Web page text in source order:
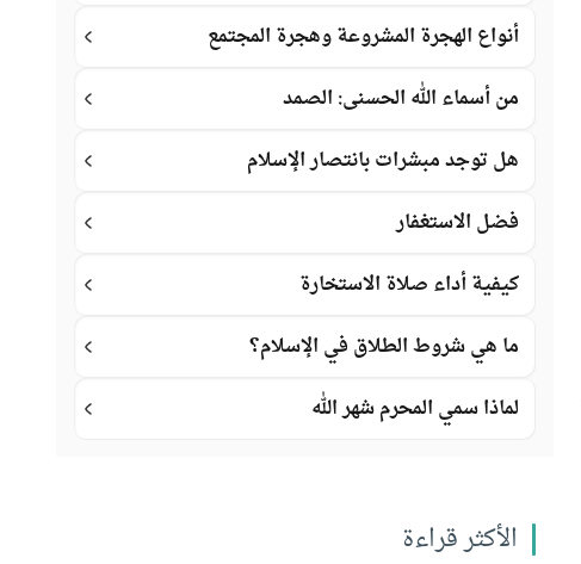
أنواع الهجرة المشروعة وهجرة المجتمع
من أسماء الله الحسنى: الصمد
هل توجد مبشرات بانتصار الإسلام
فضل الاستغفار
كيفية أداء صلاة الاستخارة
ما هي شروط الطلاق في الإسلام؟
لماذا سمي المحرم شهر الله
الأكثر قراءة